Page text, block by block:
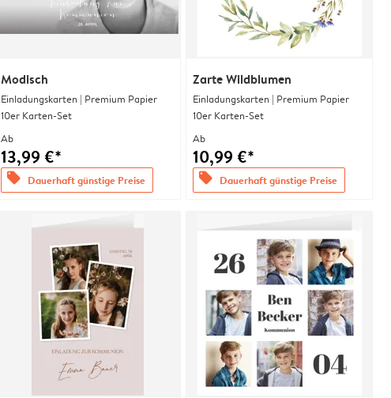
Modisch
Einladungskarten | Premium Papier
10er Karten-Set
Ab
13,99 €*
offers Dauerhaft günstige Preise
Zarte Wildblumen
Einladungskarten | Premium Papier
10er Karten-Set
Ab
10,99 €*
offers Dauerhaft günstige Preise